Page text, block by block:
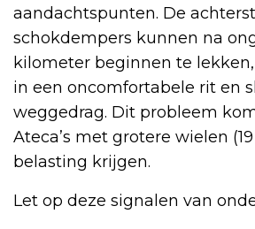
aandachtspunten. De
schokdempers kunnen na
kilometer beginnen te
in een oncomfortabele rit en
weggedrag. Dit probleem
Ateca’s met grotere wielen
belasting krijgen.
Let op deze signalen van